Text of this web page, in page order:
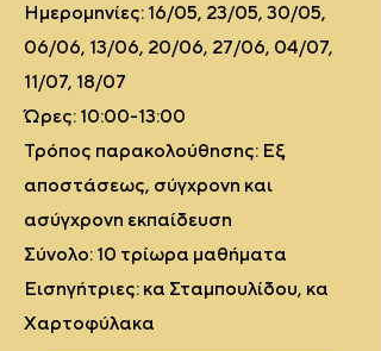
Ημερομηνίες: 16/05, 23/05, 30/05,
06/06, 13/06, 20/06, 27/06, 04/07,
11/07, 18/07
Ώρες: 10:00-13:00
Τρόπος παρακολούθησης: Εξ
αποστάσεως, σύγχρονη και
ασύγχρονη εκπαίδευση
Σύνολο: 10 τρίωρα μαθήματα
Εισηγήτριες: κα Σταμπουλίδου, κα
Χαρτοφύλακα